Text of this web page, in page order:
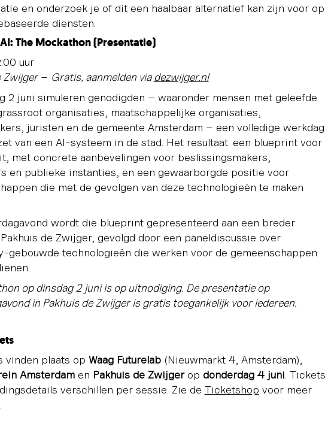
en onderzoek je of dit een haalbaar alternatief kan zijn voor op
diensten.
The Mockathon (Presentatie)
uur
Zwijger– Gratis, aanmelden viadezwijger.nl
2 juni simuleren genodigden – waaronder mensen met geleefde
organisaties, maatschappelijke organisaties,
juristen en de gemeente Amsterdam – een volledige werkdag
van een AI-systeem in de stad. Het resultaat: een blueprint voor
met concrete aanbevelingen voor beslissingsmakers,
en publieke instanties, en een gewaarborgde positie voor
die met de gevolgen van deze technologieën te maken
wordt die blueprint gepresenteerd aan een breder
de Zwijger, gevolgd door een paneldiscussie over
gebouwde technologieën die werken voor de gemeenschappen
op dinsdag 2 juni is op uitnodiging. De presentatie op
in Pakhuis de Zwijger is gratis toegankelijk voor iedereen.
vinden plaats op Waag Futurelab(Nieuwmarkt 4, Amsterdam),
Amsterdamen Pakhuis de Zwijgerop donderdag 4 juni . Tickets
verschillen per sessie. Zie de Ticketshop voor meer